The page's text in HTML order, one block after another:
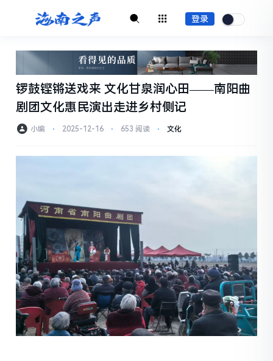
登录
锣鼓铿锵送戏来 文化甘泉润心田——南阳曲
剧团文化惠民演出走进乡村侧记
小编 ⋅ 2025-12-16 ⋅ 653 阅读 ⋅ 文化